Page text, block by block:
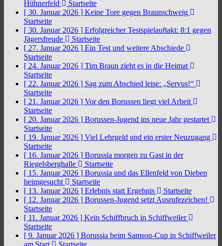
Hühnerfeld
Startseite
[ 30. Januar 2026 ] Keine Tore gegen Braunschweig
Startseite
[ 30. Januar 2026 ] Erfolgreicher Testspielauftakt: 8:1 gegen
Jägersfreude
Startseite
[ 27. Januar 2026 ] Ein Test und weitere Abschiede
Startseite
[ 24. Januar 2026 ] Tim Braun zieht es in die Heimat
Startseite
[ 22. Januar 2026 ] Sag zum Abschied leise: „Servus!“
Startseite
[ 21. Januar 2026 ] Vor den Borussen liegt viel Arbeit
Startseite
[ 20. Januar 2026 ] Borussen-Jugend ins neue Jahr gestartet
Startseite
[ 19. Januar 2026 ] Viel Lehrgeld und ein erster Neuzugang
Startseite
[ 16. Januar 2026 ] Borussia morgen zu Gast in der
Riegelsberghalle
Startseite
[ 15. Januar 2026 ] Borussia und das Ellenfeld von Dieben
heimgesucht
Startseite
[ 13. Januar 2026 ] Erlebnis statt Ergebnis
Startseite
[ 12. Januar 2026 ] Borussen-Jugend setzt Ausrufezeichen!
Startseite
[ 11. Januar 2026 ] Kein Schiffbruch in Schiffweiler
Startseite
[ 9. Januar 2026 ] Borussia beim Samson-Cup in Schiffweiler
am Start
Startseite